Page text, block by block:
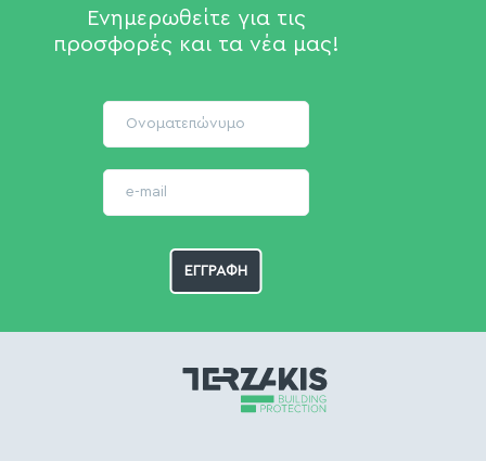
Ενημερωθείτε για τις
προσφορές και τα νέα μας!